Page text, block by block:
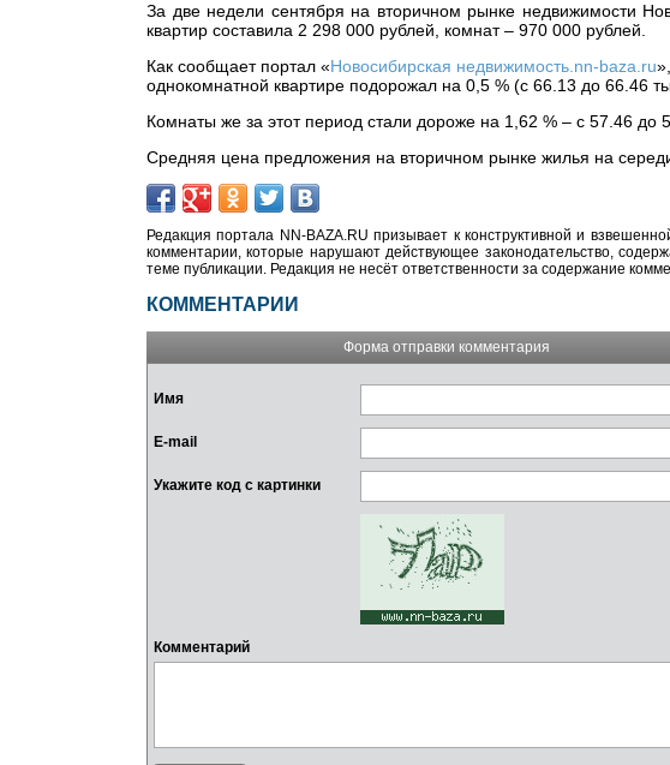
За две недели сентября на вторичном рынке недвижимости
квартир составила 2 298 000 рублей, комнат – 970 000 рублей.
Как сообщает портал «Новосибирская недвижимость.nn-baza.ru
однокомнатной квартире подорожал на 0,5 % (с 66.13 до 66.46
Комнаты же за этот период стали дороже на 1,62 % – с 57.46 до
Средняя цена предложения на вторичном рынке жилья на
Редакция портала NN-BAZA.RU призывает к конструктивной и
комментарии, которые нарушают действующее законодательство,
теме публикации. Редакция не несёт ответственности за содержание
КОММЕНТАРИИ
Форма отправки комментария
Имя
E-mail
Укажите код с картинки
Комментарий